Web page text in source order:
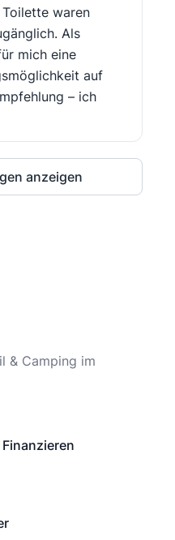
waren
Als
mich eine
auf
– ich
anzeigen
& Camping im